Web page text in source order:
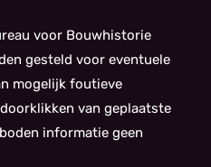
voor Bouwhistorie
gesteld voor eventuele
mogelijk foutieve
van geplaatste
informatie geen